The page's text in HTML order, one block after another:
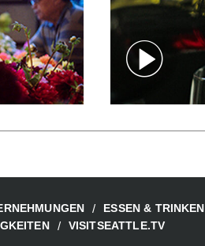
ESSEN & TRINKEN
VISITSEATTLE.TV